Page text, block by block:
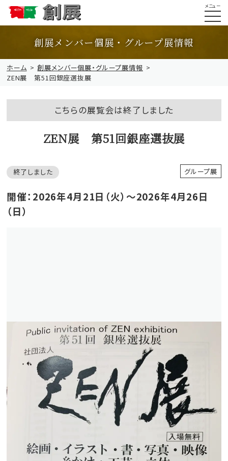
メニュー
創展メンバー個展・グループ展情報
ホーム
創展メンバー個展・グループ展情報
ZEN展 第51回銀座選抜展
こちらの展覧会は終了しました
ZEN展 第51回銀座選抜展
終了しました グループ展
開催：2026年4月21日（火）～2026年4月26日
（日）